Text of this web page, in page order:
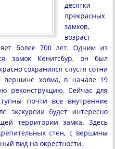
десятки
прекрасных
замков,
возраст
более 700 лет. Одним из
замок Кенигсбур, он был
сохранился спустя сотни
вершине холма, в начале 19
реконструкцию. Сейчас для
почти все внутренние
экскурсии будет интересно
территории замка. Здесь
стен, с вершины
вид на окрестности.